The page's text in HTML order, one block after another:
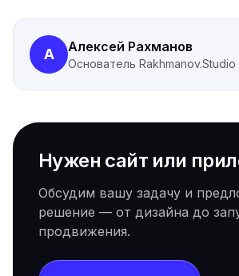
А Алексей Рахманов
Основатель Rakhmanov.Studio
Нужен сайт или
Обсудим вашу задачу и
решение — от дизайна до
продвижения.